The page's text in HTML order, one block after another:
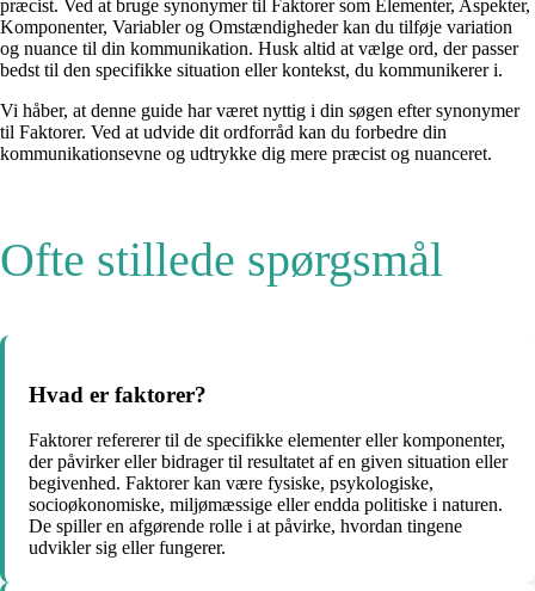
præcist. Ved at bruge synonymer til Faktorer som Elementer, Aspekter,
Komponenter, Variabler og Omstændigheder kan du tilføje variation
og nuance til din kommunikation. Husk altid at vælge ord, der passer
bedst til den specifikke situation eller kontekst, du kommunikerer i.
Vi håber, at denne guide har været nyttig i din søgen efter synonymer
til Faktorer. Ved at udvide dit ordforråd kan du forbedre din
kommunikationsevne og udtrykke dig mere præcist og nuanceret.
Ofte stillede spørgsmål
Hvad er faktorer?
Faktorer refererer til de specifikke elementer eller komponenter,
der påvirker eller bidrager til resultatet af en given situation eller
begivenhed. Faktorer kan være fysiske, psykologiske,
socioøkonomiske, miljømæssige eller endda politiske i naturen.
De spiller en afgørende rolle i at påvirke, hvordan tingene
udvikler sig eller fungerer.